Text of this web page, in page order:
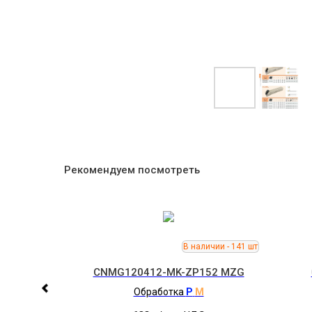
Рекомендуем посмотреть
CNMG120412-MK-ZP152 MZG
Обработка P M